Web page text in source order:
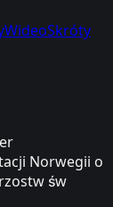
WideoSkróty
Norwegii o
św